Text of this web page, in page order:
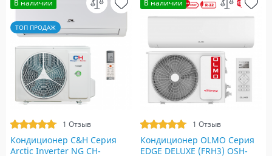
В наличии
ТОП ПРОДАЖ
1 Отзыв
Кондиционер C&H Серия
Arctic Inverter NG CH-
В наличии
1 Отзыв
Кондиционер OLMO Серия
EDGE DELUXE (FRH3) OSH-